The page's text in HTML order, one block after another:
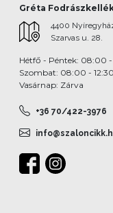
Gréta
4400
Szarvas u. 28.
Hétfő - Péntek: 08:00 -
Szombat: 08:00 - 12:30
Vasárnap: Zárva
+36 70/422-3976